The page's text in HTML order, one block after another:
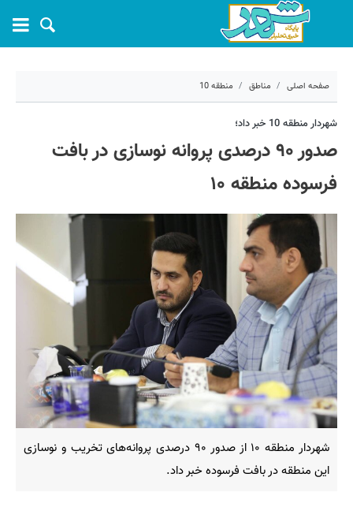
صفحه اصلی مناطق منطقه 10
۴ مهر ۱۴۰۲ - ۰۹:۵۹
کد مطلب:43007
شهردار منطقه 10 خبر داد؛
صدور ۹۰ درصدی پروانه نوسازی در بافت
فرسوده منطقه ۱۰
شهردار منطقه ۱۰ از صدور ۹۰ درصدی پروانه‌های تخریب و نوسازی
این منطقه در بافت فرسوده خبر داد.